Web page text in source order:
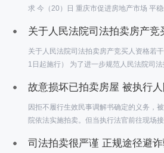
求 今（20）日 重庆市促进房地产市场 平稳健康发展领导小组办公室发
关于人民法院司法拍卖房产竞买人资格若干问题的规定
1日起施行） 为了进一步规范人民法院司法拍卖房产行为，保护当事人
华人民共和国民事诉讼法》等法律规定，
故意损坏已拍卖房屋 被执行
因拒不履行生效民事调解书确定的义务，
院依法实施拍卖。但当执行法官前往现场
力、威胁或者其他方法阻碍司法工作人员
司法拍卖很严谨 正规途径避